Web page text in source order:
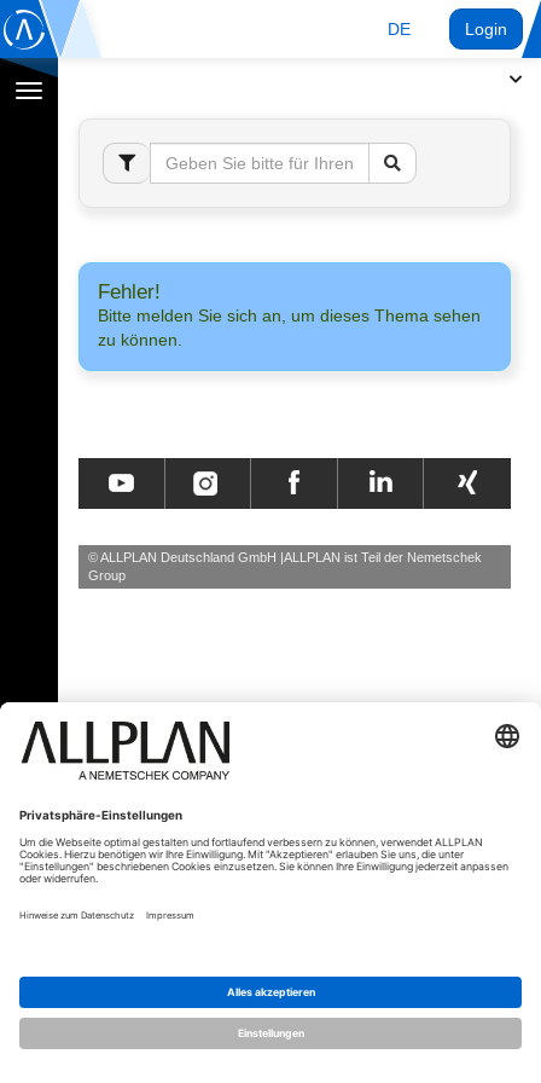
DE Login
Navigation
umschalten
Fehler!
Bitte melden Sie sich an, um dieses Thema sehen
zu können.
© ALLPLAN Deutschland GmbH ALLPLAN ist Teil der Nemetschek
Group